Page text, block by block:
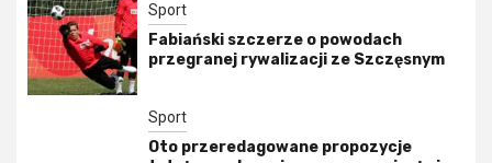
Sport
Fabiański szczerze o powodach
przegranej rywalizacji ze Szczęsnym
Sport
Oto przeredagowane propozycje